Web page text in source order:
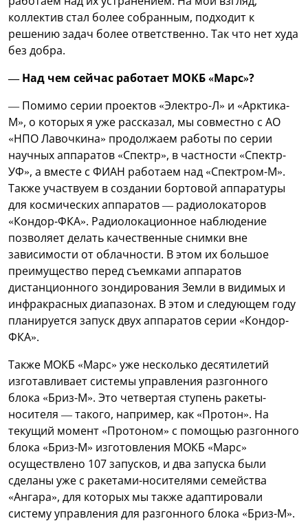
коллектив стал более собранным, подходит к
решению задач более ответственно. Так что нет худа
без добра.
— Над чем сейчас работает МОКБ «Марс»?
— Помимо серии проектов «Электро-Л» и «Арктика-
М», о которых я уже рассказал, мы совместно с АО
«НПО Лавочкина» продолжаем работы по серии
научных аппаратов «Спектр», в частности «Спектр-
УФ», а вместе с ФИАН работаем над «Спектром-М».
Также участвуем в создании бортовой аппаратуры
для космических аппаратов — радиолокаторов
«Кондор-ФКА». Радиолокационное наблюдение
позволяет делать качественные снимки вне
зависимости от облачности. В этом их большое
преимущество перед съемками аппаратов
дистанционного зондирования Земли в видимых и
инфракрасных диапазонах. В этом и следующем году
планируется запуск двух аппаратов серии «Кондор-
ФКА».
Также МОКБ «Марс» уже несколько десятилетий
изготавливает системы управления разгонного
блока «Бриз-М». Это четвертая ступень ракеты-
носителя — такого, например, как «Протон». На
текущий момент «Протоном» с помощью разгонного
блока «Бриз-М» изготовления МОКБ «Марс»
осуществлено 107 запусков, и два запуска были
сделаны уже с ракетами-носителями семейства
«Ангара», для которых мы также адаптировали
систему управления для разгонного блока «Бриз-М».